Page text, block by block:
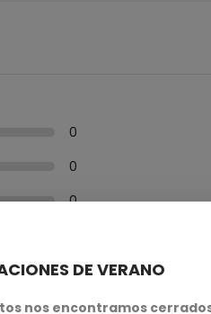
0
0
0
0
DE VERANO
nos encontramos